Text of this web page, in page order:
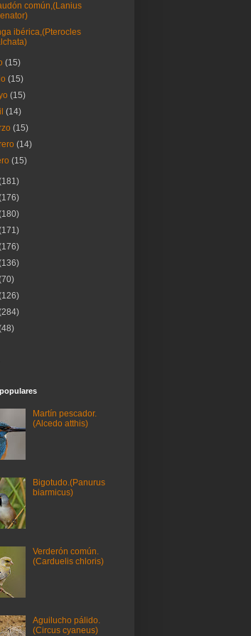
común,(Lanius
ibérica,(Pterocles
(15)
(15)
(15)
(14)
(15)
(14)
(15)
Martín pescador.
(Alcedo atthis)
Bigotudo.(Panurus
biarmicus)
Verderón común.
(Carduelis chloris)
Aguilucho pálido.
(Circus cyaneus)